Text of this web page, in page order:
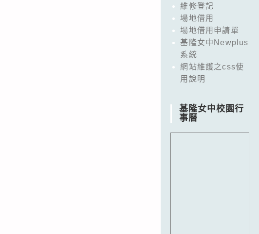
維修登記
場地借用
場地借用申請單
基隆女中Newplus
系統
網站維護之css使
用說明
基隆女中校園行
事曆